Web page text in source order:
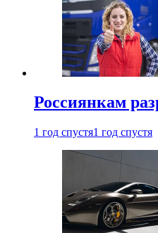
Россиянкам
1 год спустя1 год спустя